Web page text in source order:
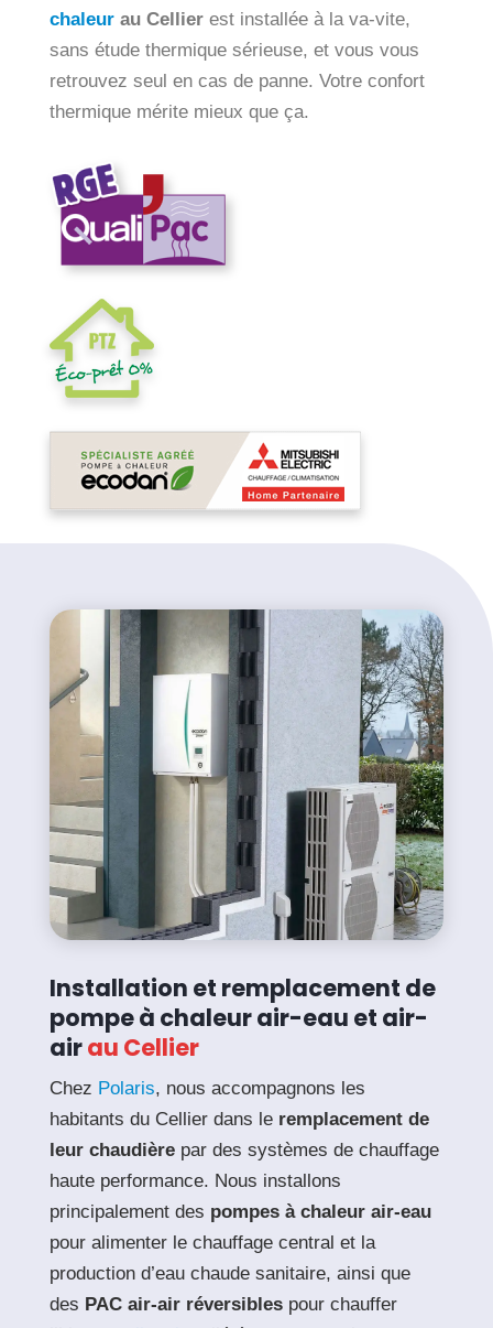
chaleurau Cellierest installée à la va-vite,
sans étude thermique sérieuse, et vous vous
retrouvez seul en cas de panne. Votre confort
thermique mérite mieux que ça.
Installation et remplacement de
pompe à chaleur air-eau et air-
airau Cellier
Chez Polaris, nous accompagnons les
habitants du Cellier dans le remplacement de
leur chaudièrepar des systèmes de chauffage
haute performance. Nous installons
principalement des pompes à chaleur air-eau
pour alimenter le chauffage central et la
production d’eau chaude sanitaire, ainsi que
des PAC air-air réversiblespour chauffer